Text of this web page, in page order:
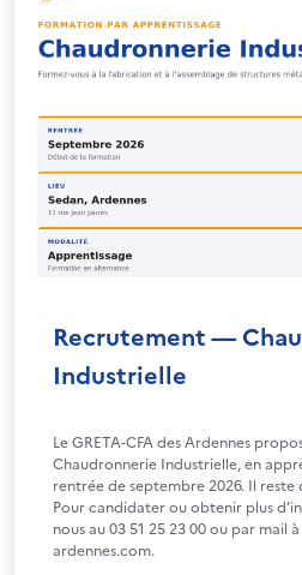
Recrutement —
Industrielle
Le GRETA-CFA des Ardennes
Chaudronnerie Industrielle, en
rentrée de septembre 2026. Il reste
Pour candidater ou obtenir plus
nous au 03 51 25 23 00 ou par mail
ardennes.com.